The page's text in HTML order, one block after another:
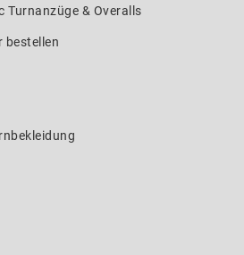
Turnanzüge & Overalls
bestellen